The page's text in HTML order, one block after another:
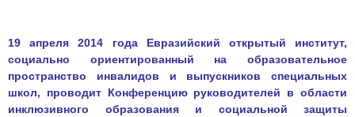
19 апреля 2014 года Евразийский открытый институт,
социально ориентированный на образовательное
пространство инвалидов и выпускников специальных
школ, проводит Конференцию руководителей в области
инклюзивного образования и социальной защиты